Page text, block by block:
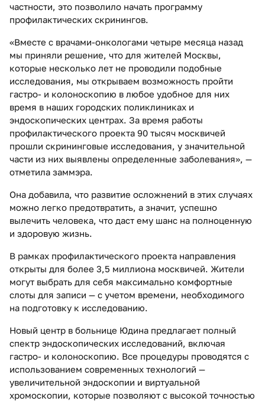
частности, это позволило начать программу
профилактических скринингов.
«Вместе с врачами-онкологами четыре месяца назад
мы приняли решение, что для жителей Москвы,
которые несколько лет не проводили подобные
исследования, мы открываем возможность пройти
гастро- и колоноскопию в любое удобное для них
время в наших городских поликлиниках и
эндоскопических центрах. За время работы
профилактического проекта 90 тысяч москвичей
прошли скрининговые исследования, у значительной
части из них выявлены определенные заболевания», —
отметила заммэра.
Она добавила, что развитие осложнений в этих случаях
можно легко предотвратить, а значит, успешно
вылечить человека, что даст ему шанс на полноценную
и здоровую жизнь.
В рамках профилактического проекта направления
открыты для более 3,5 миллиона москвичей. Жители
могут выбрать для себя максимально комфортные
слоты для записи — с учетом времени, необходимого
на подготовку к исследованию.
Новый центр в больнице Юдина предлагает полный
спектр эндоскопических исследований, включая
гастро- и колоноскопию. Все процедуры проводятся с
использованием современных технологий —
увеличительной эндоскопии и виртуальной
хромоскопии, которые позволяют с высокой точностью